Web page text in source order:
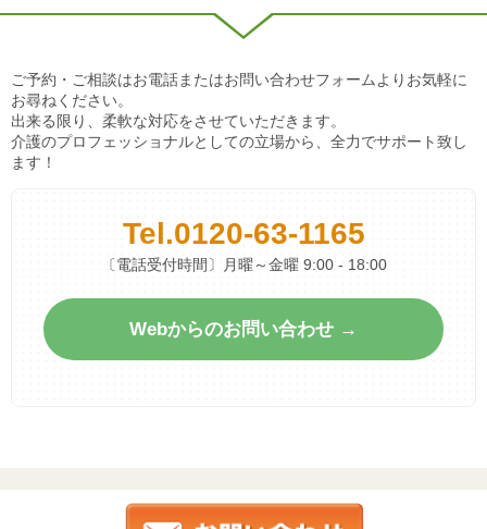
ご予約・ご相談はお電話またはお問い合わせフォームよりお気軽に
お尋ねください。
出来る限り、柔軟な対応をさせていただきます。
介護のプロフェッショナルとしての立場から、全力でサポート致し
ます！
Tel.0120-63-1165
〔電話受付時間〕月曜～金曜 9:00 - 18:00
Webからのお問い合わせ →